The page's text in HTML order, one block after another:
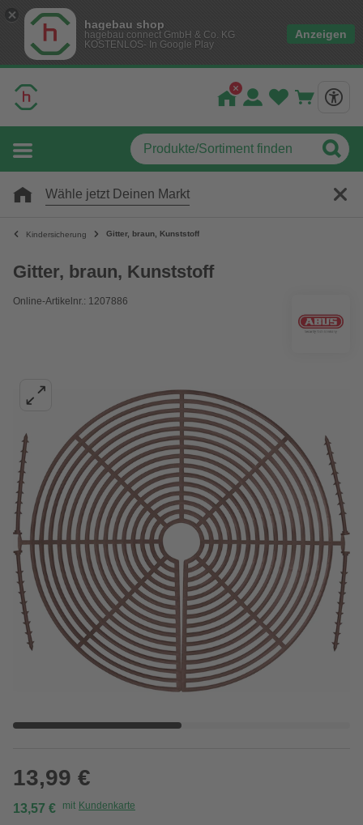
hagebau shop
hagebau connect GmbH & Co. KG
KOSTENLOS- In Google Play
Anzeigen
Wähle jetzt Deinen Markt
Kindersicherung Gitter, braun, Kunststoff
Gitter, braun, Kunststoff
Online-Artikelnr.: 1207886
13,99 €
13,57 € mit Kundenkarte